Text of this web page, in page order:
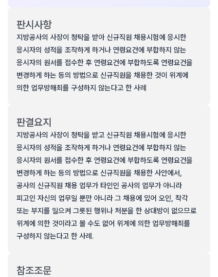
판시사항
지방공사의 사장이 청탁을 받아 신규직원 채용시험에 응시한
응시자의 성적을 조작하게 하거나 연령요건에 부합하지 않는
응시자의 원서를 접수한 후 연령요건에 부합하도록 연령요건을
변경하게 하는 등의 방법으로 신규직원을 채용한 것이 위계에
의한 업무방해죄를 구성하지 않는다고 한 사례
판결요지
지방공사의 사장이 청탁을 받고 신규직원 채용시험에 응시한
응시자의 성적을 조작하게 하거나 연령요건에 부합하지 않는
응시자의 원서를 접수한 후 연령요건에 부합하도록 연령요건을
변경하게 하는 등의 방법으로 신규직원을 채용한 사안에서,
공사의 신규직원 채용 업무가 타인인 공사의 업무가 아니라
피고인 자신의 업무일 뿐만 아니라 그 채용에 있어 오인, 착각
또는 부지를 일으켜 그릇된 행위나 처분을 한 상대방이 없으므로
위계에 의한 것이라고 볼 수도 없어 위계에 의한 업무방해죄를
구성하지 않는다고 한 사례.
참조조문